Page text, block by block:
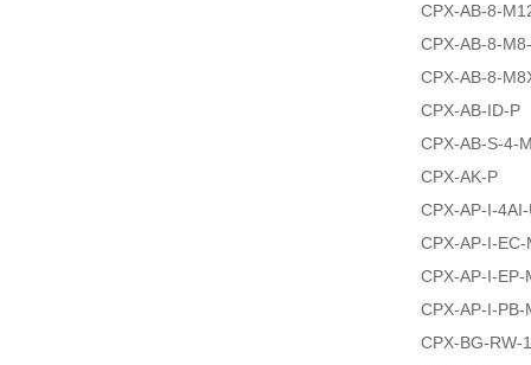
CPX-AB-8-
CPX-AB-8-
CPX-AB-8-
CPX-AB-ID-P
CPX-AB-S-4-
CPX-AK-P
CPX-AP-I-
CPX-AP-I-EC-
CPX-AP-I-EP-
CPX-AP-I-PB-
CPX-BG-RW-